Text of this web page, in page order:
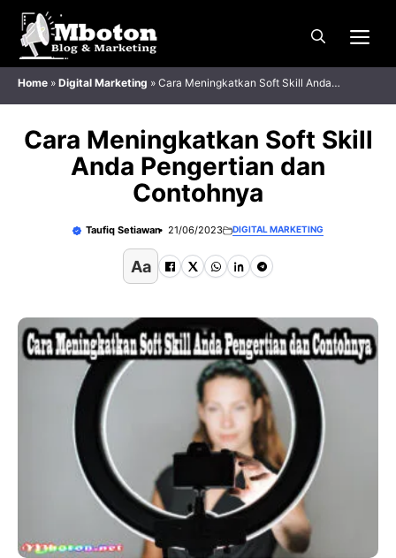
Langsung
Home » Digital Marketing » Cara Meningkatkan Soft Skill Anda
Pengertian dan Contohnya
Cara Meningkatkan Soft Skill
Anda Pengertian dan
Contohnya
Taufiq Setiawan 21/06/2023 DIGITAL MARKETING
Aa